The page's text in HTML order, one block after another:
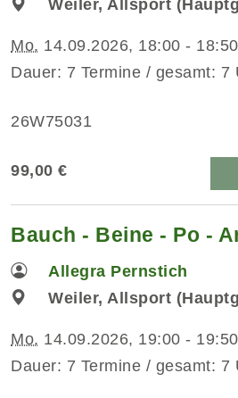
Weiler, Allsport
Mo. 14.09.2026, 18:00 -
Dauer: 7 Termine / gesamt: 7
26W75031
99,00 €
Bauch - Beine - Po -
Allegra Pernstich
Weiler, Allsport
Mo. 14.09.2026, 19:00 -
Dauer: 7 Termine / gesamt: 7